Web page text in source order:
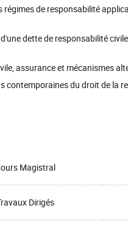
de responsabilité
dette de responsabilité
assurance et mécanismes
contemporaines du droit de la
Magistral
Dirigés